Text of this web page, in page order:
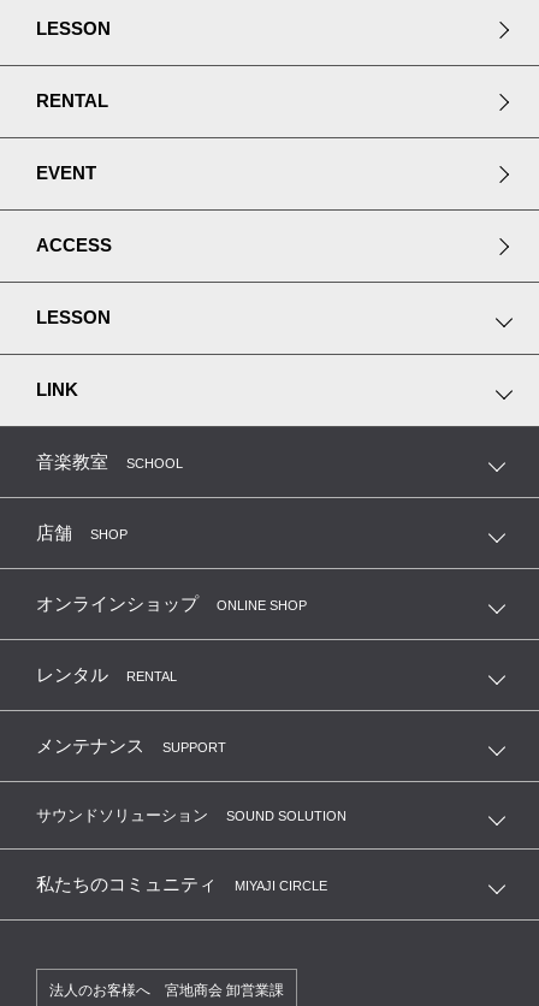
LESSON
RENTAL
EVENT
ACCESS
LESSON
ピアノプレミアムレッスン
ヴァイオリンアカデミー
LINK
MUSIC JOY 神田
MIYAJI GUITARS KANDA
Recording Proshop Miyaji
MIYAJI GUITAS KANDA ONLINE SHOP
音楽教室 SCHOOL
店舗 SHOP
オンラインショップ ONLINE SHOP
レンタル RENTAL
メンテナンス SUPPORT
サウンドソリューション SOUND SOLUTION
私たちのコミュニティ MIYAJI CIRCLE
法人のお客様へ 宮地商会 卸営業課